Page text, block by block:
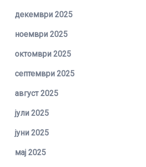
декември 2025
ноември 2025
октомври 2025
септември 2025
август 2025
јули 2025
јуни 2025
мај 2025